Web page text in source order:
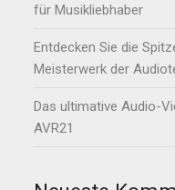
für Musikliebhaber
Entdecken Sie die
Meisterwerk der
Das ultimative Audio-
AVR21